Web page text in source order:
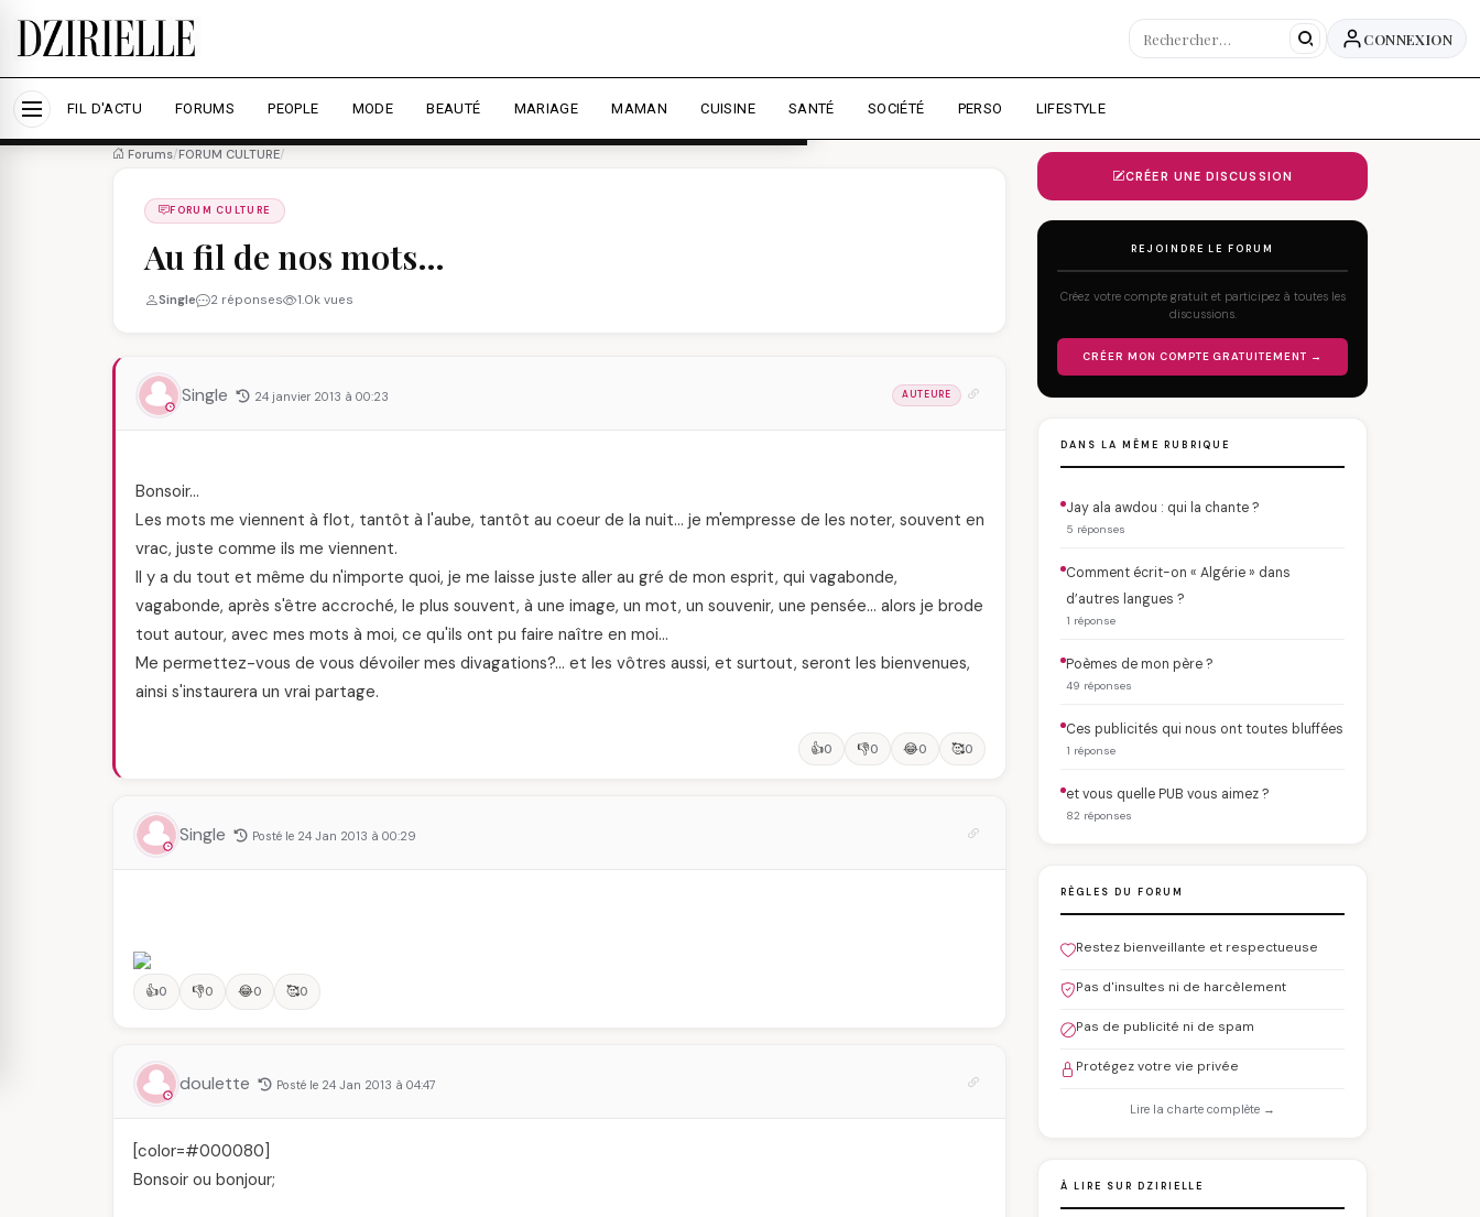
Nous utilisons des cookies pour améliorer votre expérience et mesurer l'audience.
Accepter tout Personnaliser
CONNEXION
FIL D'ACTU FORUMS PEOPLE MODE BEAUTÉ MARIAGE MAMAN CUISINE SANTÉ SOCIÉTÉ PERSO LIFESTYLE
Forums/FORUM CULTURE/
FORUM CULTURE
Au fil de nos mots…
Single 2 réponses 1.0k vues
Single 24 janvier 2013 à 00:23 AUTEURE
Bonsoir…
Les mots me viennent à flot, tantôt à l'aube, tantôt au coeur de la nuit… je m'empresse de les noter, souvent en
vrac, juste comme ils me viennent.
Il y a du tout et même du n'importe quoi, je me laisse juste aller au gré de mon esprit, qui vagabonde,
vagabonde, après s'être accroché, le plus souvent, à une image, un mot, un souvenir, une pensée… alors je brode
tout autour, avec mes mots à moi, ce qu'ils ont pu faire naître en moi…
Me permettez-vous de vous dévoiler mes divagations?… et les vôtres aussi, et surtout, seront les bienvenues,
ainsi s'instaurera un vrai partage.
👍0 👎0 😂0 🥰0
Single Posté le 24 Jan 2013 à 00:29
👍0 👎0 😂0 🥰0
doulette Posté le 24 Jan 2013 à 04:47
[color=#000080]
Bonsoir ou bonjour;
CRÉER UNE DISCUSSION
REJOINDRE LE FORUM
Créez votre compte gratuit et participez à toutes les
discussions.
CRÉER MON COMPTE GRATUITEMENT →
DANS LA MÊME RUBRIQUE
Jay ala awdou : qui la chante ?
5 réponses
Comment écrit-on « Algérie » dans
d’autres langues ?
1 réponse
Poèmes de mon père ?
49 réponses
Ces publicités qui nous ont toutes bluffées
1 réponse
et vous quelle PUB vous aimez ?
82 réponses
RÈGLES DU FORUM
Restez bienveillante et respectueuse
Pas d'insultes ni de harcèlement
Pas de publicité ni de spam
Protégez votre vie privée
Lire la charte complète →
À LIRE SUR DZIRIELLE